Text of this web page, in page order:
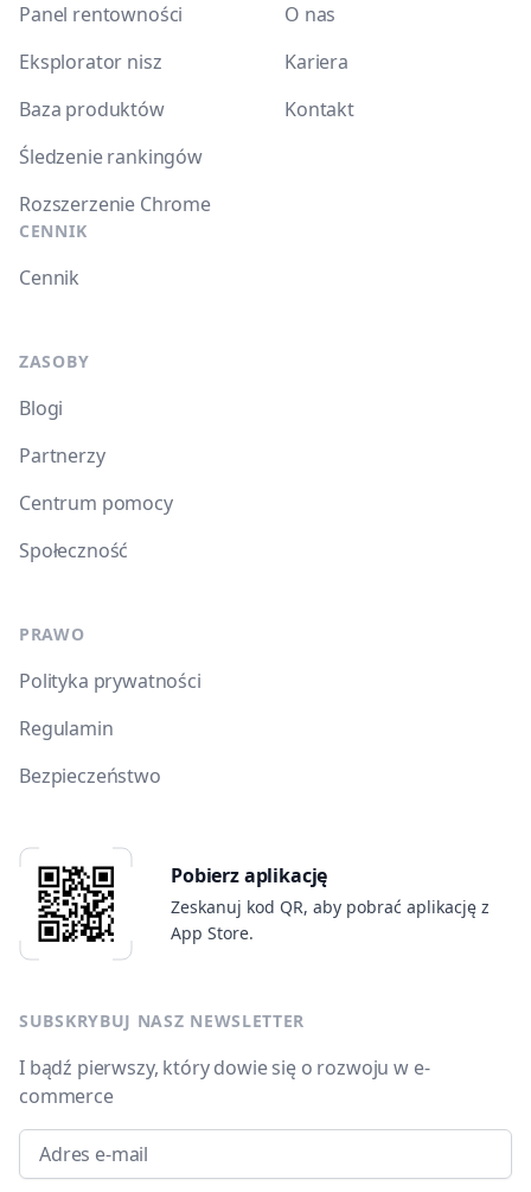
Panel rentowności
Eksplorator nisz
Baza produktów
Śledzenie rankingów
Rozszerzenie Chrome
CENNIK
Cennik
ZASOBY
Blogi
Partnerzy
Centrum pomocy
Społeczność
PRAWO
Polityka prywatności
Regulamin
Bezpieczeństwo
O nas
Kariera
Kontakt
Pobierz aplikację
Zeskanuj kod QR, aby pobrać aplikację z
App Store.
SUBSKRYBUJ NASZ NEWSLETTER
I bądź pierwszy, który dowie się o rozwoju w e-
commerce
Email address